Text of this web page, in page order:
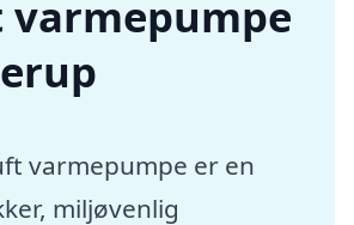
varmepumpe er en
miljøvenlig